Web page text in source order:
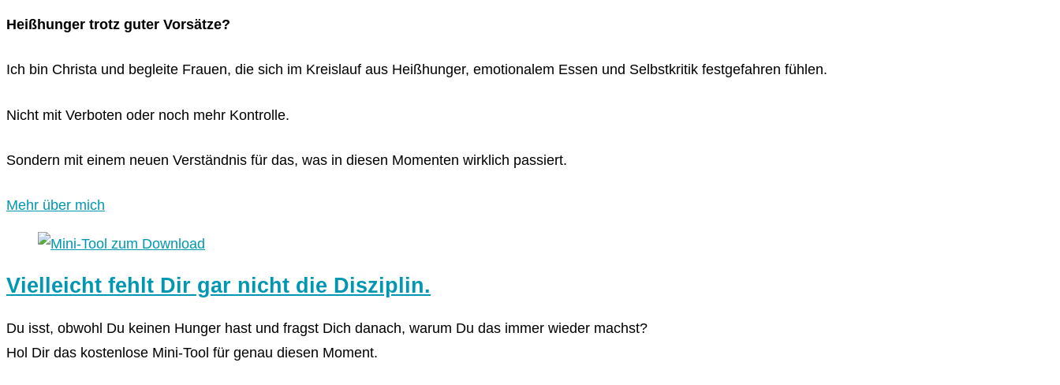
Heißhunger trotz guter Vorsätze?
Ich bin Christa und begleite Frauen, die sich im Kreislauf aus Heißhunger, emotionalem Essen und Selbstkritik festgefahren fühlen.
Nicht mit Verboten oder noch mehr Kontrolle.
Sondern mit einem neuen Verständnis für das, was in diesen Momenten wirklich passiert.
Mehr über mich
Vielleicht fehlt Dir gar nicht die Disziplin.
Du isst, obwohl Du keinen Hunger hast und fragst Dich danach, warum Du das immer wieder machst?
Hol Dir das kostenlose Mini-Tool für genau diesen Moment.